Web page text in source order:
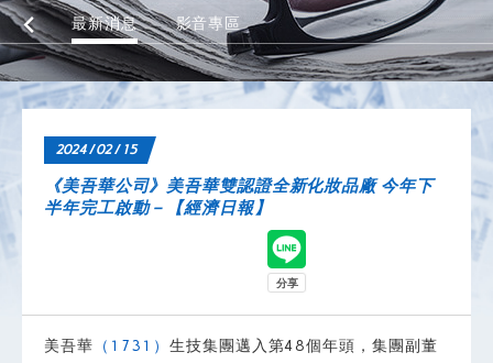
最新消息 影音專區
2024 / 02 / 15
《美吾華公司》美吾華雙認證全新化妝品廠 今年下
半年完工啟動－【經濟日報】
美吾華 （1731）生技集團邁入第48個年頭，集團副董